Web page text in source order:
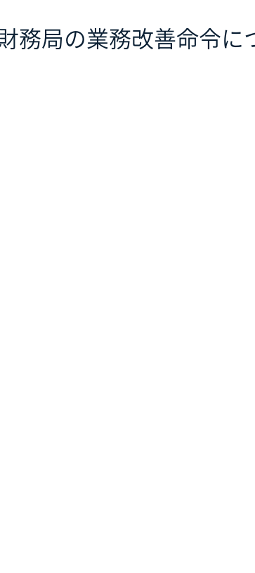
務局の業務改善命令に